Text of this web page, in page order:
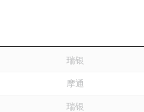
瑞银
摩通
瑞银